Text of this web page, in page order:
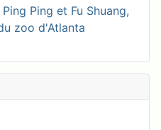
Ping et Fu Shuang,
zoo d'Atlanta